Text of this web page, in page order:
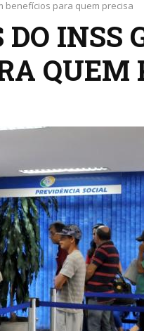
benefícios para quem precisa
DO INSS
QUEM